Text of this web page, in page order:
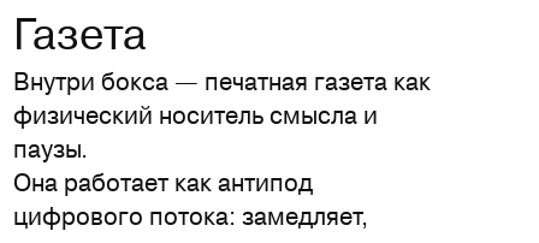
Газета
Внутри бокса — печатная газета как
физический носитель смысла и
паузы.
Она работает как антипод
цифрового потока: замедляет,